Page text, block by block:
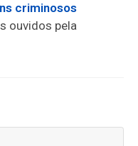
criminosos
ouvidos pela